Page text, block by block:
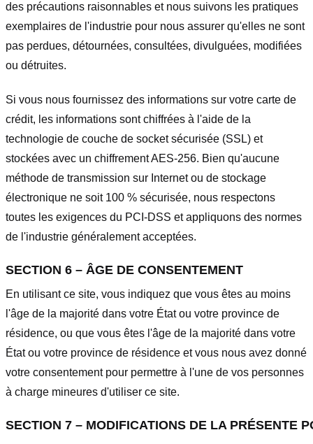
des précautions raisonnables et nous suivons les pratiques
exemplaires de l'industrie pour nous assurer qu'elles ne sont
pas perdues, détournées, consultées, divulguées, modifiées
ou détruites.
Si vous nous fournissez des informations sur votre carte de
crédit, les informations sont chiffrées à l'aide de la
technologie de couche de socket sécurisée (SSL) et
stockées avec un chiffrement AES-256. Bien qu'aucune
méthode de transmission sur Internet ou de stockage
électronique ne soit 100 % sécurisée, nous respectons
toutes les exigences du PCI-DSS et appliquons des normes
de l'industrie généralement acceptées.
SECTION 6 – ÂGE DE CONSENTEMENT
En utilisant ce site, vous indiquez que vous êtes au moins
l'âge de la majorité dans votre État ou votre province de
résidence, ou que vous êtes l'âge de la majorité dans votre
État ou votre province de résidence et vous nous avez donné
votre consentement pour permettre à l'une de vos personnes
à charge mineures d'utiliser ce site.
SECTION 7 – MODIFICATIONS DE LA PRÉSENTE